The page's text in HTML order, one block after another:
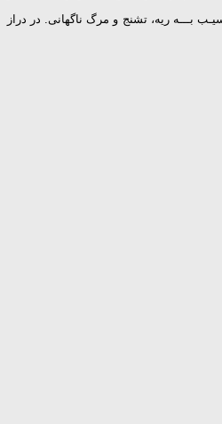
بـــه ریه، تشنج و مرگ ناگهانی. در دراز